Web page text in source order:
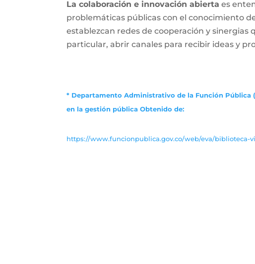
La colaboración e innovación abierta es
problemáticas públicas con el conocimiento
establezcan redes de cooperación y
particular, abrir canales para recibir ideas y
* Departamento Administrativo de la Función
en la gestión públicaObtenido de:
https://www.funcionpublica.gov.co/web/eva/biblioteca-